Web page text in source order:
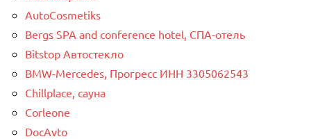
AutoCosmetiks
Bergs SPA and conference hotel, СПА-отель
Bitstop Автостекло
BMW-Mercedes, Прогресс ИНН 3305062543
Chillplace, сауна
Corleone
DocAvto